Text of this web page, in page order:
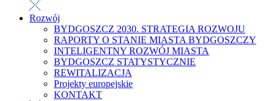
Rozwój
BYDGOSZCZ 2030. STRATEGIA ROZWOJU
RAPORTY O STANIE MIASTA BYDGOSZCZY
INTELIGENTNY ROZWÓJ MIASTA
BYDGOSZCZ STATYSTYCZNIE
REWITALIZACJA
Projekty europejskie
KONTAKT